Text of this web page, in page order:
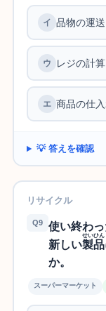
品物の運送
レジの計算
商品の仕
💡 答えを確認
リサイクル
Q9 使い終わ
新しい製品
せいひん
か。
スーパーマーケット